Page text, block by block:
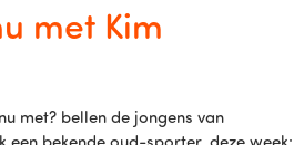
met Kim
met? bellen de jongens van